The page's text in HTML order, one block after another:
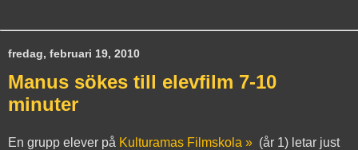
fredag, februari 19, 2010
Manus sökes till elevfilm 7-10
minuter
En grupp elever på Kulturamas Filmskola » (år 1) letar just